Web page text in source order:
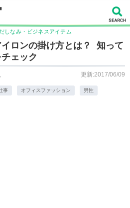
しなみ・ビジネスアイテム
ロンの掛け方とは？ 知って
ェック
更新:2017/06/09
事 オフィスファッション 男性